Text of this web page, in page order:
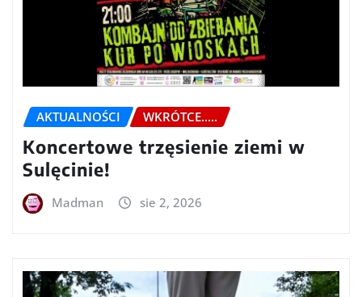
AKTUALNOŚCI WKRÓTCE.....
Koncertowe trzęsienie ziemi w
Sulęcinie!
Madman sie 2, 2026